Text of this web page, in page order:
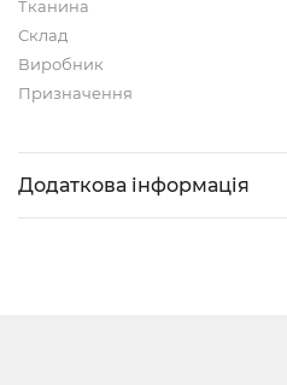
Тканина
Склад
Виробник
Призначення
Додаткова інформація